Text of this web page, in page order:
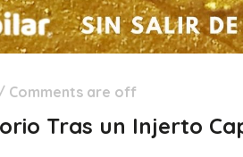
/ Comments are off
Tras un Injerto